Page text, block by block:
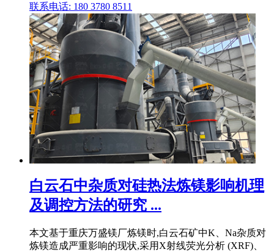
联系电话: 180 3780 8511
白云石中杂质对硅热法炼镁影响机理
及调控方法的研究 ...
本文基于重庆万盛镁厂炼镁时,白云石矿中K、Na杂质对
炼镁造成严重影响的现状,采用X射线荧光分析 (XRF)、